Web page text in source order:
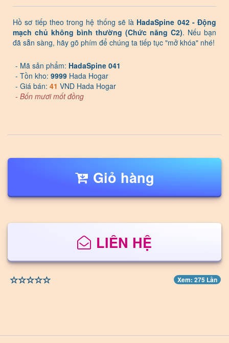
Hồ sơ tiếp theo trong hệ thống sẽ là HadaSpine 042 - Động
mạch chủ không bình thường (Chức năng C2). Nếu bạn
đã sẵn sàng, hãy gõ phím để chúng ta tiếp tục "mở khóa" nhé!
- Mã sản phẩm: HadaSpine 041
- Tồn kho: 9999 Hada Hogar
- Giá bán: 41 VND Hada Hogar
- Bốn mươi mốt đồng
Giỏ hàng
LIÊN HỆ
Xem: 275 Lần